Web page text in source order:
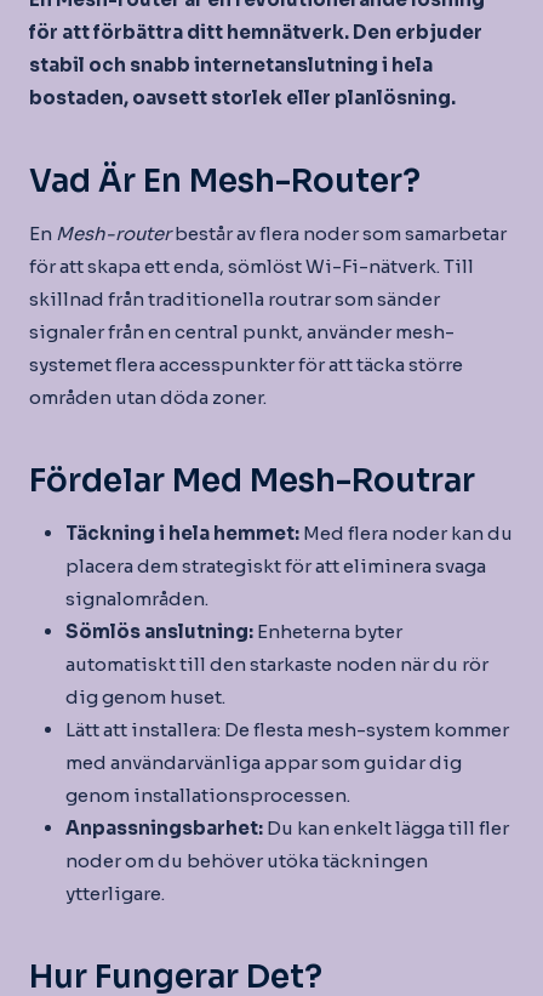
för att förbättra ditt hemnätverk. Den erbjuder
stabil och snabb internetanslutning i hela
bostaden, oavsett storlek eller planlösning.
Vad Är En Mesh-Router?
En Mesh-routerbestår av flera noder som samarbetar
för att skapa ett enda, sömlöst Wi-Fi-nätverk. Till
skillnad från traditionella routrar som sänder
signaler från en central punkt, använder mesh-
systemet flera accesspunkter för att täcka större
områden utan döda zoner.
Fördelar Med Mesh-Routrar
Täckning i hela hemmet: Med flera noder kan du
placera dem strategiskt för att eliminera svaga
signalområden.
Sömlös anslutning: Enheterna byter
automatiskt till den starkaste noden när du rör
dig genom huset.
Lätt att installera: De flesta mesh-system kommer
med användarvänliga appar som guidar dig
genom installationsprocessen.
Anpassningsbarhet: Du kan enkelt lägga till fler
noder om du behöver utöka täckningen
ytterligare.
Hur Fungerar Det?